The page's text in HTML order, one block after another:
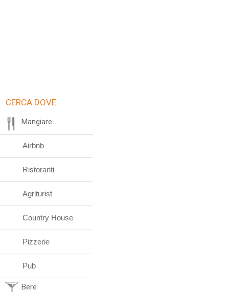
CERCA DOVE:
Mangiare
Airbnb
Ristoranti
Agriturist
Country House
Pizzerie
Pub
Bere